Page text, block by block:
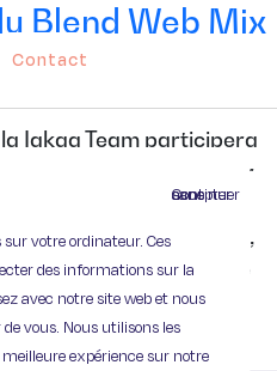
Continuer sans accepter
sur votre ordinateur. Ces
des informations sur la
avec notre site web et nous
vous. Nous utilisons les
expérience sur notre
Contact
Blend Web Mix
Iakaa Team participera
pas à nous contacter
nous rencontrer ! Le
2 jours de conférences,
du web. Ça se passe
au Centre de